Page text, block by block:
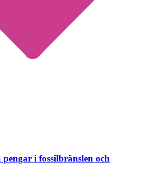
i fossilbränslen och